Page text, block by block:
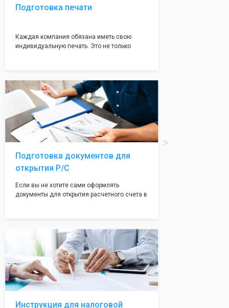
Подготовка печати
Каждая компания обязана иметь свою
индивидуальную печать. Это не только
вам поможем с помощью изготовления
печати по индивидуальному эскизу, который
Вы выберете сами из нашего каталога.
Подготовка документов для
открытия Р/С
Если вы не хотите сами оформлять
документы для открытия расчетного счета в
открытия счета, с минимальным затратом
вашего времени и сил!
Инструкция для налоговой